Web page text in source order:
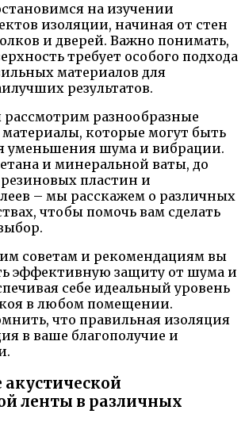
на изучении
изоляции, начиная от стен
и дверей. Важно понимать,
требует особого подхода
материалов для
результатов.
разнообразные
которые могут быть
уменьшения шума и вибрации.
и минеральной ваты, до
пластин и
– мы расскажем о различных
чтобы помочь вам сделать
советам и рекомендациям вы
эффективную защиту от шума и
себе идеальный уровень
в любом помещении.
что правильная изоляция
в ваше благополучие и
ленты в различных